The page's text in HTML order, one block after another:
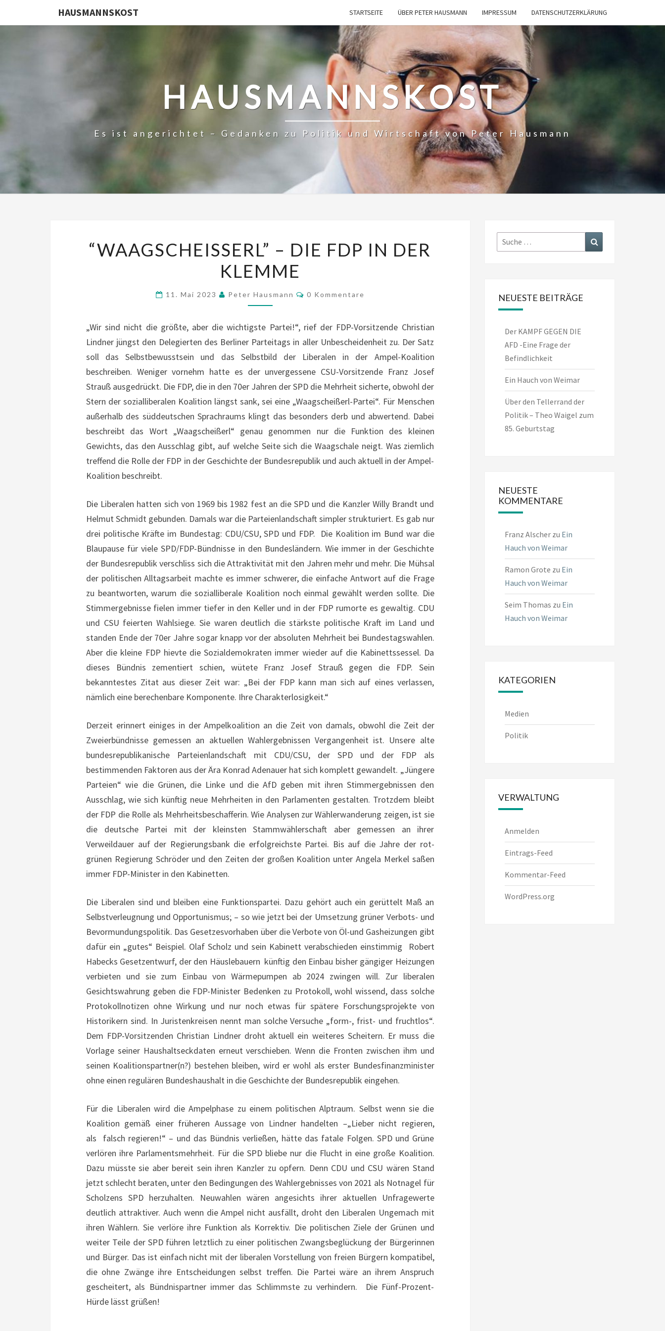
HAUSMANNSKOST STARTSEITE ÜBER PETER HAUSMANN IMPRESSUM DATENSCHUTZERKLÄRUNG
HAUSMANNSKOST
Es ist angerichtet – Gedanken zu Politik und Wirtschaft von Peter Hausmann
–
DIE
FDP
IN
KLEMME
“WAAGSCHEISSERL” – DIE FDP IN DER
KLEMME
11. Mai 2023 Peter Hausmann Kommentare
0 Kommentare
„Wir sind nicht die größte, aber die wichtigste Partei!“, rief der FDP-Vorsitzende Christian
Lindner jüngst den Delegierten des Berliner Parteitags in aller Unbescheidenheit zu. Der Satz
soll das Selbstbewusstsein und das Selbstbild der Liberalen in der Ampel-Koalition
beschreiben. Weniger vornehm hatte es der unvergessene CSU-Vorsitzende Franz Josef
Strauß ausgedrückt. Die FDP, die in den 70er Jahren der SPD die Mehrheit sicherte, obwohl der
Stern der sozialliberalen Koalition längst sank, sei eine „Waagscheißerl-Partei“. Für Menschen
außerhalb des süddeutschen Sprachraums klingt das besonders derb und abwertend. Dabei
beschreibt das Wort „Waagscheißerl“ genau genommen nur die Funktion des kleinen
Gewichts, das den Ausschlag gibt, auf welche Seite sich die Waagschale neigt. Was ziemlich
treffend die Rolle der FDP in der Geschichte der Bundesrepublik und auch aktuell in der Ampel-
Koalition beschreibt.
Die Liberalen hatten sich von 1969 bis 1982 fest an die SPD und die Kanzler Willy Brandt und
Helmut Schmidt gebunden. Damals war die Parteienlandschaft simpler strukturiert. Es gab nur
drei politische Kräfte im Bundestag: CDU/CSU, SPD und FDP. Die Koalition im Bund war die
Blaupause für viele SPD/FDP-Bündnisse in den Bundesländern. Wie immer in der Geschichte
der Bundesrepublik verschliss sich die Attraktivität mit den Jahren mehr und mehr. Die Mühsal
der politischen Alltagsarbeit machte es immer schwerer, die einfache Antwort auf die Frage
zu beantworten, warum die sozialliberale Koalition noch einmal gewählt werden sollte. Die
Stimmergebnisse fielen immer tiefer in den Keller und in der FDP rumorte es gewaltig. CDU
und CSU feierten Wahlsiege. Sie waren deutlich die stärkste politische Kraft im Land und
standen Ende der 70er Jahre sogar knapp vor der absoluten Mehrheit bei Bundestagswahlen.
Aber die kleine FDP hievte die Sozialdemokraten immer wieder auf die Kabinettssessel. Da
dieses Bündnis zementiert schien, wütete Franz Josef Strauß gegen die FDP. Sein
bekanntestes Zitat aus dieser Zeit war: „Bei der FDP kann man sich auf eines verlassen,
nämlich eine berechenbare Komponente. Ihre Charakterlosigkeit.“
Derzeit erinnert einiges in der Ampelkoalition an die Zeit von damals, obwohl die Zeit der
Zweierbündnisse gemessen an aktuellen Wahlergebnissen Vergangenheit ist. Unsere alte
bundesrepublikanische Parteienlandschaft mit CDU/CSU, der SPD und der FDP als
bestimmenden Faktoren aus der Ära Konrad Adenauer hat sich komplett gewandelt. „Jüngere
Parteien“ wie die Grünen, die Linke und die AfD geben mit ihren Stimmergebnissen den
Ausschlag, wie sich künftig neue Mehrheiten in den Parlamenten gestalten. Trotzdem bleibt
der FDP die Rolle als Mehrheitsbeschafferin. Wie Analysen zur Wählerwanderung zeigen, ist sie
die deutsche Partei mit der kleinsten Stammwählerschaft aber gemessen an ihrer
Verweildauer auf der Regierungsbank die erfolgreichste Partei. Bis auf die Jahre der rot-
grünen Regierung Schröder und den Zeiten der großen Koalition unter Angela Merkel saßen
immer FDP-Minister in den Kabinetten.
Die Liberalen sind und bleiben eine Funktionspartei. Dazu gehört auch ein gerüttelt Maß an
Selbstverleugnung und Opportunismus; – so wie jetzt bei der Umsetzung grüner Verbots- und
Bevormundungspolitik. Das Gesetzesvorhaben über die Verbote von Öl-und Gasheizungen gibt
dafür ein „gutes“ Beispiel. Olaf Scholz und sein Kabinett verabschieden einstimmig Robert
Habecks Gesetzentwurf, der den Häuslebauern künftig den Einbau bisher gängiger Heizungen
verbieten und sie zum Einbau von Wärmepumpen ab 2024 zwingen will. Zur liberalen
Gesichtswahrung geben die FDP-Minister Bedenken zu Protokoll, wohl wissend, dass solche
Protokollnotizen ohne Wirkung und nur noch etwas für spätere Forschungsprojekte von
Historikern sind. In Juristenkreisen nennt man solche Versuche „form-, frist- und fruchtlos“.
Dem FDP-Vorsitzenden Christian Lindner droht aktuell ein weiteres Scheitern. Er muss die
Vorlage seiner Haushaltseckdaten erneut verschieben. Wenn die Fronten zwischen ihm und
seinen Koalitionspartner(n?) bestehen bleiben, wird er wohl als erster Bundesfinanzminister
ohne einen regulären Bundeshaushalt in die Geschichte der Bundesrepublik eingehen.
Für die Liberalen wird die Ampelphase zu einem politischen Alptraum. Selbst wenn sie die
Koalition gemäß einer früheren Aussage von Lindner handelten –„Lieber nicht regieren,
als falsch regieren!“ – und das Bündnis verließen, hätte das fatale Folgen. SPD und Grüne
verlören ihre Parlamentsmehrheit. Für die SPD bliebe nur die Flucht in eine große Koalition.
Dazu müsste sie aber bereit sein ihren Kanzler zu opfern. Denn CDU und CSU wären Stand
jetzt schlecht beraten, unter den Bedingungen des Wahlergebnisses von 2021 als Notnagel für
Scholzens SPD herzuhalten. Neuwahlen wären angesichts ihrer aktuellen Unfragewerte
deutlich attraktiver. Auch wenn die Ampel nicht ausfällt, droht den Liberalen Ungemach mit
ihren Wählern. Sie verlöre ihre Funktion als Korrektiv. Die politischen Ziele der Grünen und
weiter Teile der SPD führen letztlich zu einer politischen Zwangsbeglückung der Bürgerinnen
und Bürger. Das ist einfach nicht mit der liberalen Vorstellung von freien Bürgern kompatibel,
die ohne Zwänge ihre Entscheidungen selbst treffen. Die Partei wäre an ihrem Anspruch
gescheitert, als Bündnispartner immer das Schlimmste zu verhindern. Die Fünf-Prozent-
Hürde lässt grüßen!
Suche
nach:
NEUESTE BEITRÄGE
Der KAMPF GEGEN DIE
AFD -Eine Frage der
Befindlichkeit
Ein Hauch von Weimar
Über den Tellerrand der
Politik – Theo Waigel zum
85. Geburtstag
NEUESTE
KOMMENTARE
Franz Alscherzu Ein
Hauch von Weimar
Ramon Grote zu Ein
Hauch von Weimar
Seim Thomas zu Ein
Hauch von Weimar
KATEGORIEN
Medien
Politik
VERWALTUNG
Anmelden
Eintrags-Feed
Kommentar-Feed
WordPress.org